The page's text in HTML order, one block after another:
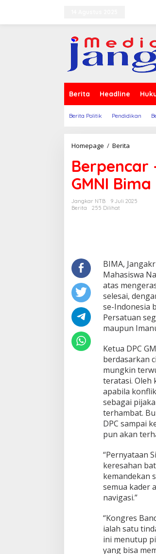
Berita Headline
Berita Politik Pendidikan
Homepage / Berita
Bersatu-
Revolusi
:
GMNI
Berpencar
GMNI
Jangkar NTB
9 Juli 2025
Berita
255 Dilihat
BIMA,
Mahasiswa
atas
selesai,
se-Indonesia
Persatuan
maupun
Ketua DPC
berdasarkan
mungkin
teratasi. Oleh
apabila
sebagai
terhambat.
DPC sampai
pun akan
“Pernyataan
keresahan
kemandekan
semua kader
navigasi.”
“Kongres
ialah satu
ini menutup
yang bisa